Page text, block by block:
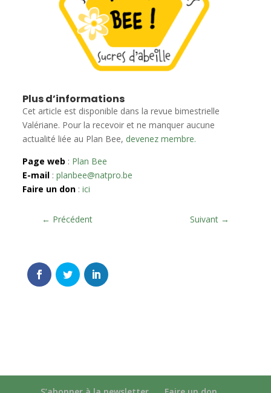
Plus d’informations
Cet article est disponible dans la revue bimestrielle
Valériane. Pour la recevoir et ne manquer aucune
actualité liée au Plan Bee, devenez membre.
Page web : Plan Bee
E-mail : planbee@natpro.be
Faire un don: ici
← Précédent Suivant →